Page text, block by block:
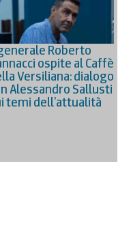
Roberto
ospite al Caffè
Versiliana: dialogo
Alessandro Sallusti
temi dell’attualità